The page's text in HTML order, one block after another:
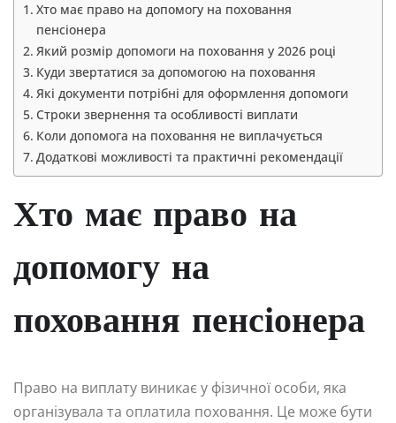
Хто має право на допомогу на поховання
пенсіонера
Який розмір допомоги на поховання у 2026 році
Куди звертатися за допомогою на поховання
Які документи потрібні для оформлення допомоги
Строки звернення та особливості виплати
Коли допомога на поховання не виплачується
Додаткові можливості та практичні рекомендації
Хто має право на
допомогу на
поховання пенсіонера
Право на виплату виникає у фізичної особи, яка
організувала та оплатила поховання. Це може бути